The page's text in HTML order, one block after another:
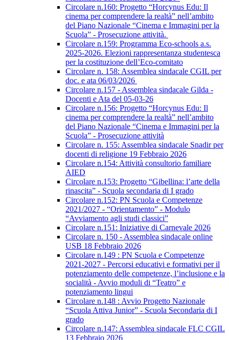
Circolare n.160: Progetto “Horcynus Edu: Il
cinema per comprendere la realtà” nell’ambito
del Piano Nazionale “Cinema e Immagini per la
Scuola” - Prosecuzione attività.
Circolare n.159: Programma Eco-schools a.s.
2025-2026. Elezioni rappresentanza studentesca
per la costituzione dell’Eco-comitato
Circolare n. 158: Assemblea sindacale CGIL per
doc. e ata 06/03/2026
Circolare n.157 - Assemblea sindacale Gilda -
Docenti e Ata del 05-03-26
Circolare n.156: Progetto “Horcynus Edu: Il
cinema per comprendere la realtà” nell’ambito
del Piano Nazionale “Cinema e Immagini per la
Scuola” - Prosecuzione attività
Circolare n. 155: Assemblea sindacale Snadir per
docenti di religione 19 Febbraio 2026
Circolare n.154: Attività consultorio familiare
AIED
Circolare n.153: Progetto “Gibellina: l’arte della
rinascita” - Scuola secondaria di I grado
Circolare n.152: PN Scuola e Competenze
2021/2027 - “Orientamento” - Modulo
“Avviamento agli studi classici”
Circolare n.151: Iniziative di Carnevale 2026
Circolare n. 150 - Assemblea sindacale online
USB 18 Febbraio 2026
Circolare n.149 : PN Scuola e Competenze
2021-2027 - Percorsi educativi e formativi per il
potenziamento delle competenze, l’inclusione e la
socialità - Avvio moduli di “Teatro” e
potenziamento lingui
Circolare n.148 : Avvio Progetto Nazionale
“Scuola Attiva Junior” - Scuola Secondaria di I
grado
Circolare n.147: Assemblea sindacale FLC CGIL
13 Febbraio 2026